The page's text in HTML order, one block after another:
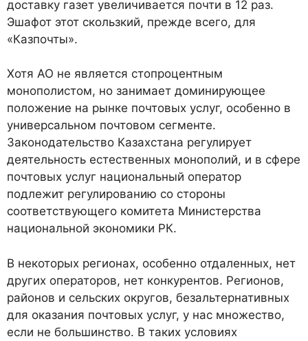
доставку газет увеличивается почти в 12 раз.
Эшафот этот скользкий, прежде всего, для
«Казпочты».
Хотя АО не является стопроцентным
монополистом, но занимает доминирующее
положение на рынке почтовых услуг, особенно в
универсальном почтовом сегменте.
Законодательство Казахстана регулирует
деятельность естественных монополий, и в сфере
почтовых услуг национальный оператор
подлежит регулированию со стороны
соответствующего комитета Министерства
национальной экономики РК.
В некоторых регионах, особенно отдаленных, нет
других операторов, нет конкурентов. Регионов,
районов и сельских округов, безальтернативных
для оказания почтовых услуг, у нас множество,
если не большинство. В таких условиях